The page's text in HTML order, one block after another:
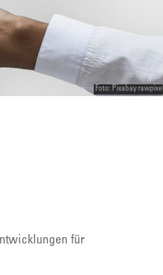
Foto: Pixabay rawpixel
für